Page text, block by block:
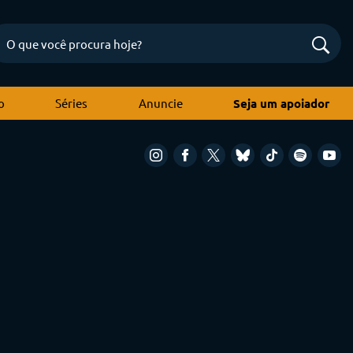
Séries Anuncie Seja um apoiador